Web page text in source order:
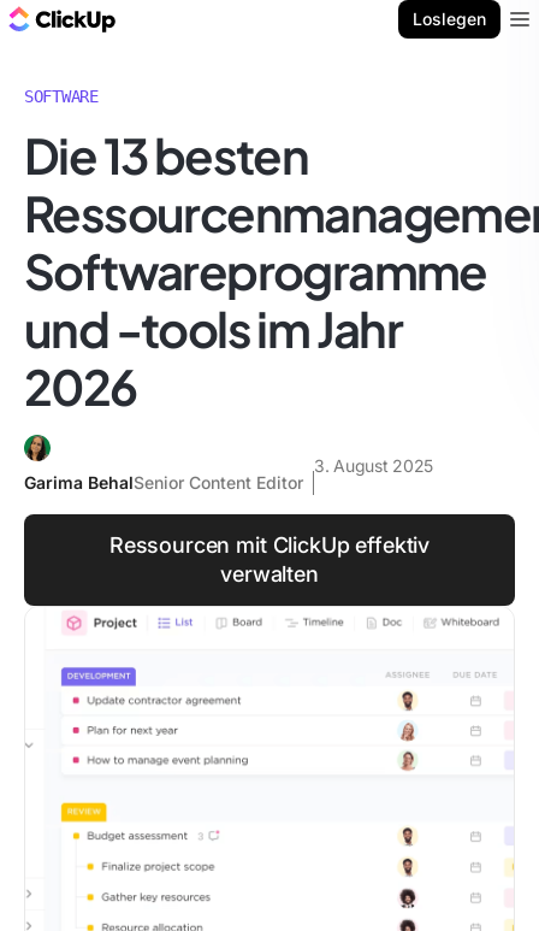
Loslegen
SOFTWARE
Die 13 besten
Softwareprogramme
und -tools im Jahr
2026
Garima BehalSenior Content Editor
3. August 2025
Ressourcen mit ClickUp effektiv
verwalten